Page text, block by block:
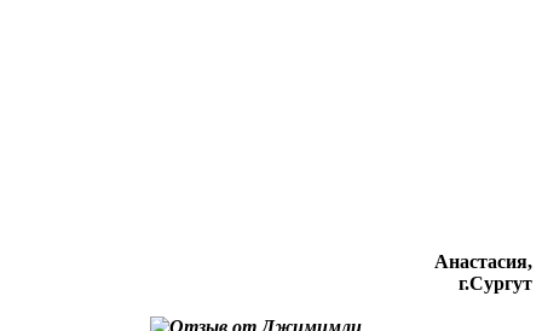
Анастасия,
г.Сургут